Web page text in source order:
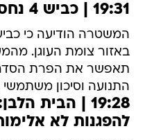
19:31 | כביש 4 נחסם לשני הכיוונים
באזור צומת העוגן.
תאפשר את הפרת הסדר
התנועה וסיכון
19:28 | הבית
להפגנות לא